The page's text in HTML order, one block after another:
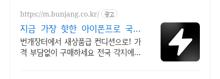
https://m.bunjang.co.kr/ 광고
지금 가장 핫한 아이폰프로 국내
최대 브랜드 중고거래
번개장터에서 새상품급 컨디션으로! 가
격 부담없이 구매하세요 전국 각지에서